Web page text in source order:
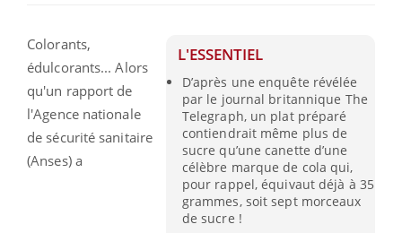
L'ESSENTIEL
D’après une enquête révélée
par le journal britannique The
Telegraph, un plat préparé
contiendrait même plus de
sucre qu’une canette d’une
célèbre marque de cola qui,
pour rappel, équivaut déjà à 35
grammes, soit sept morceaux
de sucre !
Colorants,
édulcorants... Alors
qu'un rapport de
l'Agence nationale
de sécurité sanitaire
(Anses) a